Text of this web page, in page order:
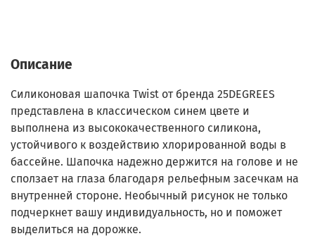
Описание
Cиликоновая шапочка Twist от бренда 25DEGREES
представлена в классическом синем цвете и
выполнена из высококачественного силикона,
устойчивого к воздействию хлорированной воды в
бассейне. Шапочка надежно держится на голове и не
сползает на глаза благодаря рельефным засечкам на
внутренней стороне. Необычный рисунок не только
подчеркнет вашу индивидуальность, но и поможет
выделиться на дорожке.